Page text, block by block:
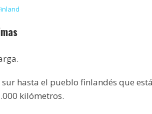
sur hasta el pueblo finlandés que está
kilómetros.